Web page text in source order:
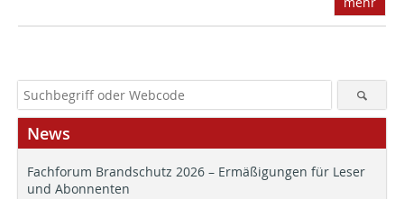
News
Fachforum Brandschutz 2026 – Ermäßigungen für Leser
und Abonnenten